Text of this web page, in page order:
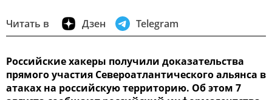
Читать в Дзен Telegram
Российские хакеры получили доказательства
прямого участия Североатлантического альянса в
атаках на российскую территорию. Об этом 7